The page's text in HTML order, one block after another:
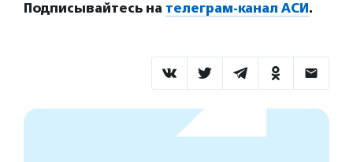
Подписывайтесь на телеграм-канал АСИ .